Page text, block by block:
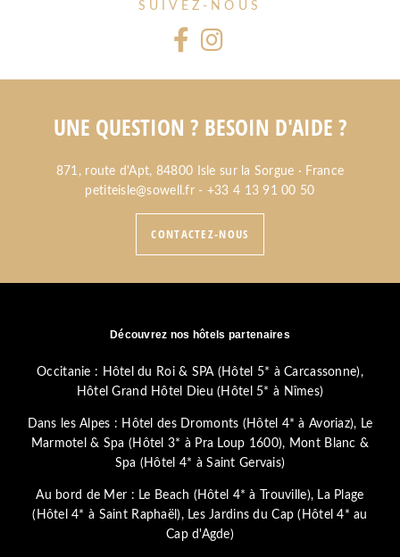
SUIVEZ-NOUS
UNE QUESTION ? BESOIN D'AIDE ?
871, route d'Apt, 84800 Isle sur la Sorgue · France
petiteisle@sowell.fr - +33 4 13 91 00 50
CONTACTEZ-NOUS
Découvrez nos hôtels partenaires
Occitanie : Hôtel du Roi & SPA (Hôtel 5* à Carcassonne) ,
Hôtel Grand Hôtel Dieu (Hôtel 5* à Nîmes)
Dans les Alpes : Hôtel des Dromonts (Hôtel 4* à Avoriaz), Le
Marmotel & Spa (Hôtel 3* à Pra Loup 1600), Mont Blanc &
Spa (Hôtel 4* à Saint Gervais)
Au bord de Mer : Le Beach (Hôtel 4* à Trouville), La Plage
(Hôtel 4* à Saint Raphaël) , Les Jardins du Cap (Hôtel 4* au
Cap d'Agde)
CONTACT
+33 4 13 91 00 50
Email :petiteisle@sowell.fr